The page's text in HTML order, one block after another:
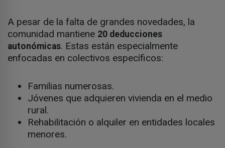
A pesar de la falta de grandes novedades, la
comunidad mantiene 20 deducciones
autonómicas. Estas están especialmente
enfocadas en colectivos específicos:
Familias numerosas.
Jóvenes que adquieren vivienda en el medio
rural.
Rehabilitación o alquiler en entidades locales
menores.